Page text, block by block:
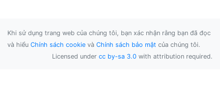
Khi sử dụng trang web của chúng tôi, bạn xác nhận rằng bạn đã đọc
và hiểu Chính sách cookie và Chính sách bảo mật của chúng tôi.
Licensed under cc by-sa 3.0 with attribution required.